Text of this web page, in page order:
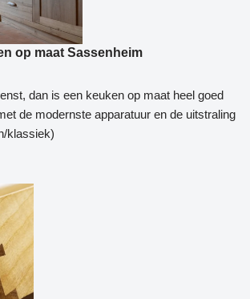
op maat Sassenheim
dan is een keuken op maat heel goed
de modernste apparatuur en de uitstraling
klassiek)